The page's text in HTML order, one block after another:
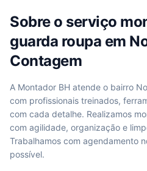
Sobre o serviço
guarda roupa em
Contagem
A Montador BH atende o bairro
com profissionais treinados,
com cada detalhe. Realizamos
com agilidade, organização e
Trabalhamos com agendamento
possível.